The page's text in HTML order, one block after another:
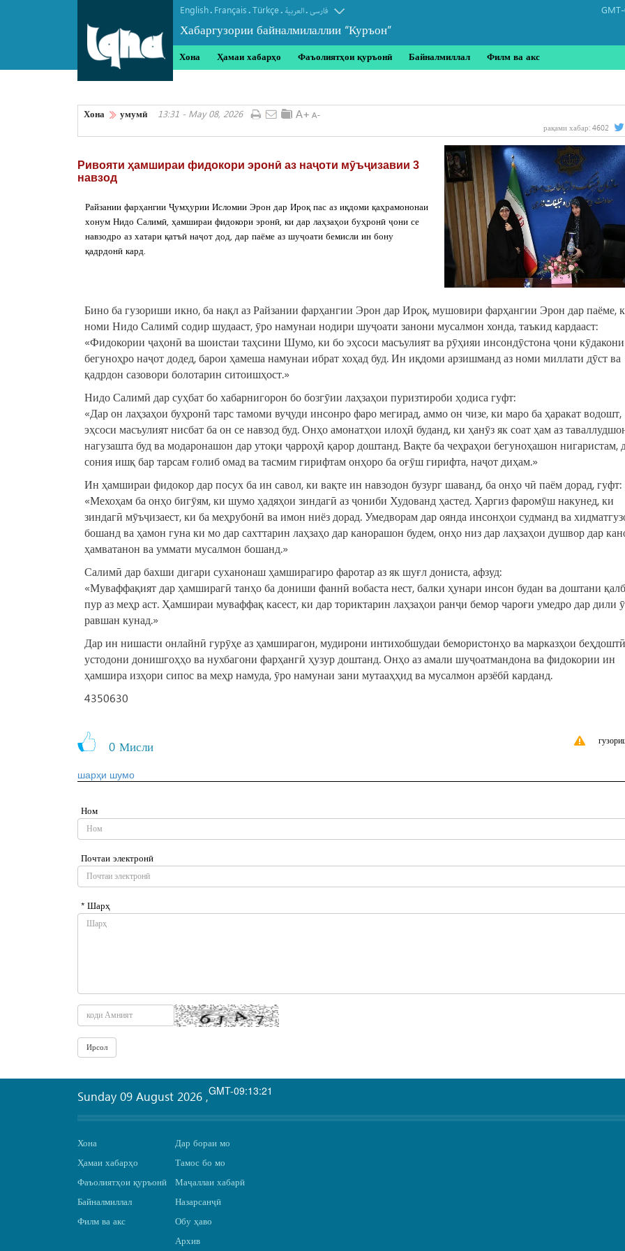
English. Français.Türkçe. العربیة.فارسی
Хабаргузории байналмилаллии “Куръон”
Хона Ҳамаи хабарҳо Фаъолиятҳои қуръонӣ Байналмиллал Филм ва акс
Хона умумӣ 13:31 - May 08, 2026
рақами хабар: 4602
Ривояти ҳамшираи фидокори эронӣ аз наҷоти мӯъҷизавии 3
навзод
Райзании фарҳангии Ҷумҳурии Исломии Эрон дар Ироқ пас аз иқдоми қаҳрамононаи
хонум Нидо Салимӣ, ҳамшираи фидокори эронӣ, ки дар лаҳзаҳои буҳронӣ ҷони се
навзодро аз хатари қатъӣ наҷот дод, дар паёме аз шуҷоати бемисли ин бону
қадрдонӣ кард.
Бино ба гузориши икно, ба нақл аз Райзании фарҳангии Эрон дар Ироқ, мушовири фарҳангии Эрон дар паёме,
номи Нидо Салимӣ содир шудааст, ӯро намунаи нодири шуҷоати занони мусалмон хонда, таъкид кардааст:
«Фидокории ҷаҳонӣ ва шоистаи таҳсини Шумо, ки бо эҳсоси масъулият ва рӯҳияи инсондӯстона ҷони кӯдакони
бегуноҳро наҷот додед, барои ҳамеша намунаи ибрат хоҳад буд. Ин иқдоми арзишманд аз номи миллати дӯст ва
қадрдон сазовори болотарин ситоишҳост.»
Нидо Салимӣ дар суҳбат бо хабарнигорон бо бозгӯии лаҳзаҳои пуризтироби ҳодиса гуфт:
«Дар он лаҳзаҳои буҳронӣ тарс тамоми вуҷуди инсонро фаро мегирад, аммо он чизе, ки маро ба ҳаракат водошт,
эҳсоси масъулият нисбат ба он се навзод буд. Онҳо амонатҳои илоҳӣ буданд, ки ҳанӯз як соат ҳам аз
нагузашта буд ва модаронашон дар утоқи ҷарроҳӣ қарор доштанд. Вақте ба чеҳраҳои бегуноҳашон нигаристам,
сония ишқ бар тарсам ғолиб омад ва тасмим гирифтам онҳоро ба оғӯш гирифта, наҷот диҳам.»
Ин ҳамшираи фидокор дар посух ба ин савол, ки вақте ин навзодон бузург шаванд, ба онҳо чӣ паём дорад, гуфт:
«Мехоҳам ба онҳо бигӯям, ки шумо ҳадяҳои зиндагӣ аз ҷониби Худованд ҳастед. Ҳаргиз фаромӯш накунед, ки
зиндагӣ мӯъҷизаест, ки ба меҳрубонӣ ва имон ниёз дорад. Умедворам дар оянда инсонҳои судманд ва
бошанд ва ҳамон гуна ки мо дар сахттарин лаҳзаҳо дар канорашон будем, онҳо низ дар лаҳзаҳои душвор дар
ҳамватанон ва уммати мусалмон бошанд.»
Салимӣ дар бахши дигари суханонаш ҳамширагиро фаротар аз як шуғл дониста, афзуд:
«Муваффақият дар ҳамширагӣ танҳо ба дониши фаннӣ вобаста нест, балки ҳунари инсон будан ва доштани
пур аз меҳр аст. Ҳамшираи муваффақ касест, ки дар ториктарин лаҳзаҳои ранҷи бемор чароғи умедро дар дили ӯ
равшан кунад.»
Дар ин нишасти онлайнӣ гурӯҳе аз ҳамширагон, мудирони интихобшудаи бемористонҳо ва марказҳои
устодони донишгоҳҳо ва нухбагони фарҳангӣ ҳузур доштанд. Онҳо аз амали шуҷоатмандона ва фидокории ин
ҳамшира изҳори сипос ва меҳр намуда, ӯро намунаи зани мутааҳҳид ва мусалмон арзёбӣ карданд.
4350630
0 Мисли
шарҳи шумо
Ном
Почтаи электронӣ
* Шарҳ
GMT-09:13:21
Sunday 09 August 2026 ,
Хона
Ҳамаи хабарҳо
Фаъолиятҳои қуръонӣ
Байналмиллал
Филм ва акс
Дар бораи мо
Тамос бо мо
Маҷаллаи хабарӣ
Назарсанҷӣ
Обу ҳаво
Архив